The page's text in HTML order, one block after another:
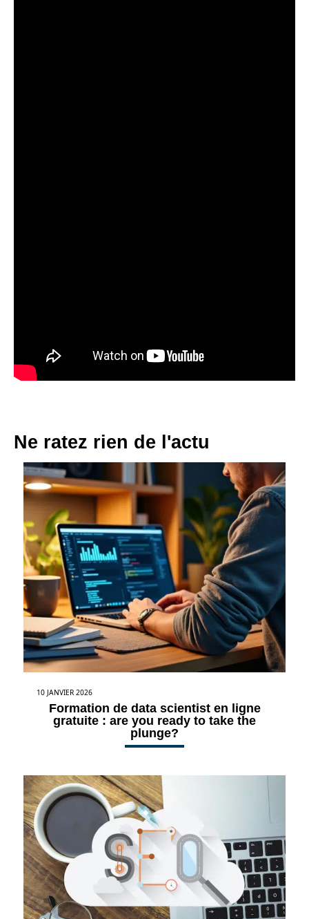
Ne ratez rien de l'actu
10 JANVIER 2026
Formation de data scientist en ligne
gratuite : are you ready to take the
plunge?